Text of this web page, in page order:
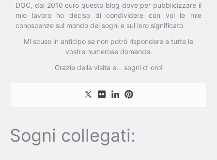
DOC, dal 2010 curo questo blog dove per pubblicizzare il
mio lavoro ho deciso di condividere con voi le mie
conoscenze sul mondo dei sogni e sul loro significato.
Mi scuso in anticipo se non potrò rispondere a tutte le
vostre numerose domande.
Grazie della visita e… sogni d’ oro!
Sogni collegati: